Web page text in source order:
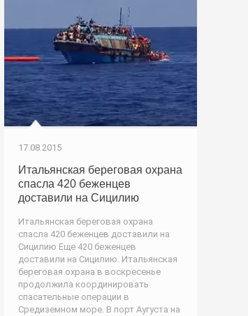
17.08.2015
Итальянская береговая охрана
спасла 420 беженцев
доставили на Сицилию
Итальянская береговая охрана
спасла 420 беженцев доставили на
Сицилию Еще 420 беженцев
доставили на Сицилию. Итальянская
береговая охрана в воскресенье
продолжила координировать
спасательные операции в
Средиземном море. В порт Аугуста на